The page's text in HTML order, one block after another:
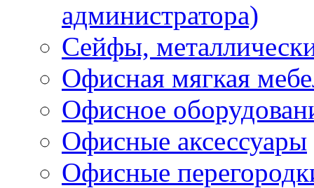
администратора)
Сейфы,
Офисная мягкая
Офисное
Офисные аксессуары
Офисные